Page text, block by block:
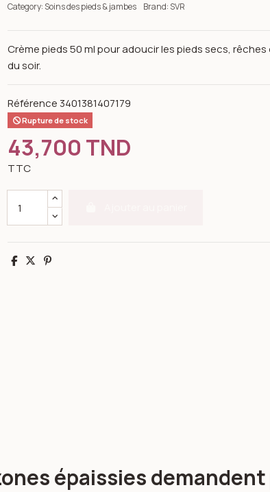
Category: Soins des pieds & jambes Brand: SVR
Crème pieds 50 ml pour adoucir les pieds secs,
du soir.
Référence 3401381407179
Rupture de stock
43,700 TND
TTC
Partager
TweetPinterest
épaissies